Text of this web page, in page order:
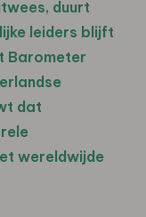
duurt
leiders blijft
Barometer
dat
wereldwijde